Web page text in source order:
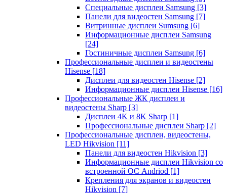
Специальные дисплеи Samsung [3]
Панели для видеостен Samsung [7]
Витринные дисплеи Sumsung [6]
Информационные дисплеи Samsung
[24]
Гостиничные дисплеи Samsung [6]
Профессиональные дисплеи и видеостены
Hisense [18]
Дисплеи для видеостен Hisense [2]
Информационные дисплеи Hisense [16]
Профессиональные ЖК дисплеи и
видеостены Sharp [3]
Дисплеи 4K и 8K Sharp [1]
Профессиональные дисплеи Sharp [2]
Профессиональные дисплеи, видеостены,
LED Hikvision [11]
Панели для видеостен Hikvision [3]
Информационные дисплеи Hikvision со
встроенной ОС Andriod [1]
Крепления для экранов и видеостен
Hikvision [7]